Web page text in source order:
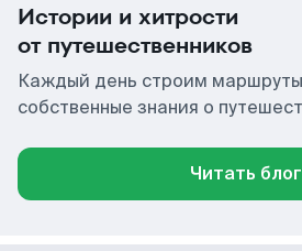
Истории и хитрости
от путешественников
Каждый день строим маршруты
собственные знания о
Читать блог